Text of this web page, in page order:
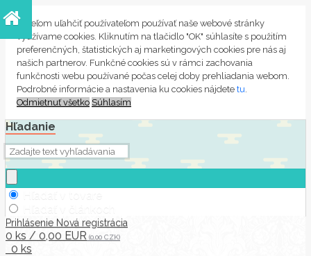
S cieľom uľahčiť používateľom používať naše webové stránky
využívame cookies. Kliknutím na tlačidlo "OK" súhlasíte s použitím
preferenčných, štatistických aj marketingových cookies pre nás aj
našich partnerov. Funkčné cookies sú v rámci zachovania
funkčnosti webu používané počas celej doby prehliadania webom.
Podrobné informácie a nastavenia ku cookies nájdete tu.
Odmietnuť všetko Súhlasím
Hľadanie
Prihlásenie Nová registrácia
0 ks / 0,00 EUR (0,00 CZK)
0 ks